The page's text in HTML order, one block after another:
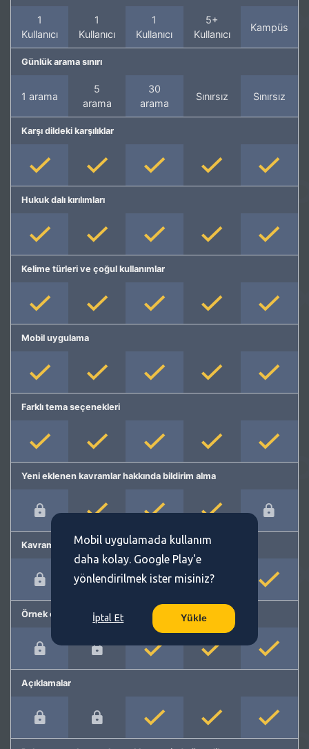
1
Kullanıcı
1
Kullanıcı
1
Kullanıcı
5+
Kullanıcı
Kampüs
Günlük arama sınırı
1 arama
5
arama
30
arama
Sınırsız Sınırsız
Karşı dildeki karşılıklar
Hukuk dalı kırılımları
Kelime türleri ve çoğul kullanımlar
Mobil uygulama
Farklı tema seçenekleri
Yeni eklenen kavramlar hakkında bildirim alma
Kavram önerme
Örnek cümleler
Açıklamalar
Mobil uygulamada kullanım
daha kolay. Google Play'e
yönlendirilmek ister misiniz?
İptal Et Yükle